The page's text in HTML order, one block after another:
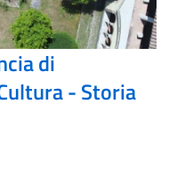
di
- Storia